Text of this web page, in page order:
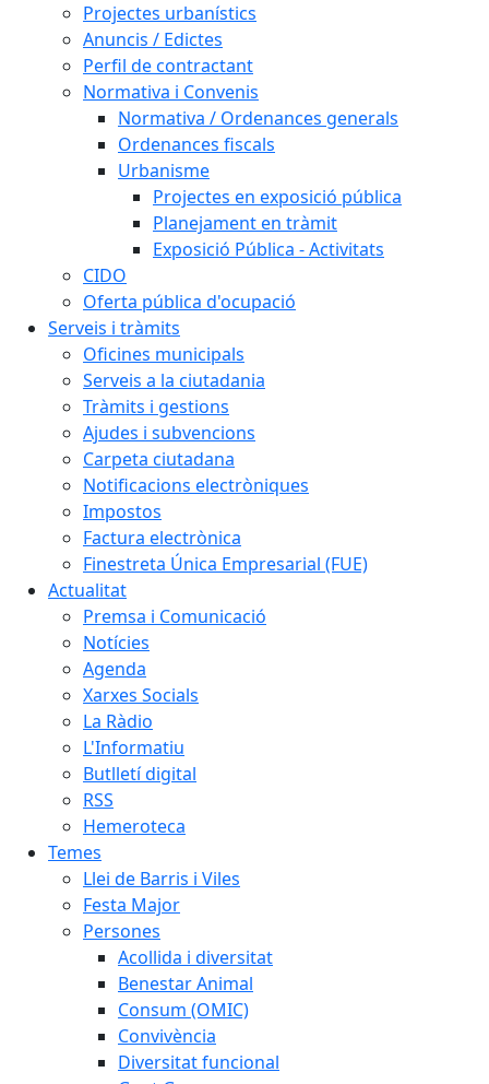
Projectes urbanístics
Anuncis / Edictes
Perfil de contractant
Normativa i Convenis
Normativa / Ordenances generals
Ordenances fiscals
Urbanisme
Projectes en exposició pública
Planejament en tràmit
Exposició Pública - Activitats
CIDO
Oferta pública d'ocupació
Serveis i tràmits
Oficines municipals
Serveis a la ciutadania
Tràmits i gestions
Ajudes i subvencions
Carpeta ciutadana
Notificacions electròniques
Impostos
Factura electrònica
Finestreta Única Empresarial (FUE)
Actualitat
Premsa i Comunicació
Notícies
Agenda
Xarxes Socials
La Ràdio
L'Informatiu
Butlletí digital
RSS
Hemeroteca
Temes
Llei de Barris i Viles
Festa Major
Persones
Acollida i diversitat
Benestar Animal
Consum (OMIC)
Convivència
Diversitat funcional